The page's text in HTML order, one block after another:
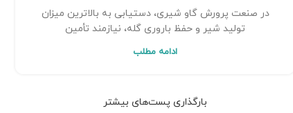
در صنعت پرورش گاو شیری، دستیابی به بالاترین میزان
تولید شیر و حفظ باروری گله، نیازمند تأمین
ادامه مطلب
بارگذاری پست‌های بیشتر